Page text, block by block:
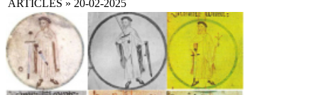
ARTICLES » 20-02-2025